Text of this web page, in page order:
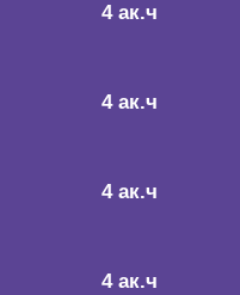
4 ак.ч
4 ак.ч
4 ак.ч
4 ак.ч